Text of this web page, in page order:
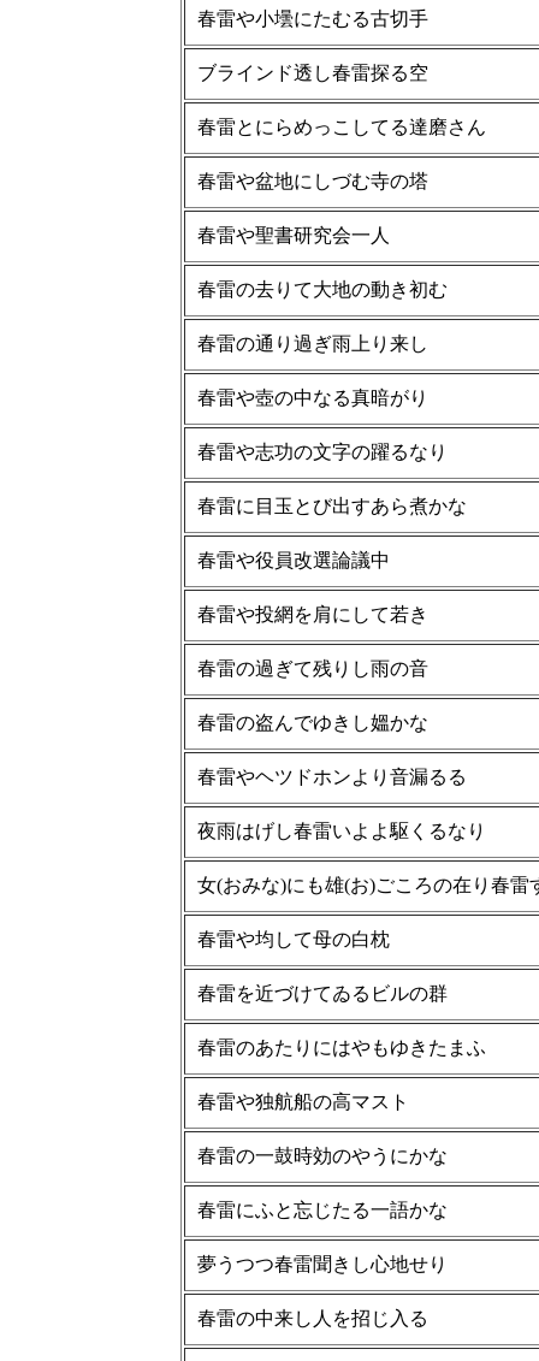
春雷や小壜にたむる古切手
ブラインド透し春雷探る空
春雷とにらめっこしてる達磨さん
春雷や盆地にしづむ寺の塔
春雷や聖書研究会一人
春雷の去りて大地の動き初む
春雷の通り過ぎ雨上り来し
春雷や壺の中なる真暗がり
春雷や志功の文字の躍るなり
春雷に目玉とび出すあら煮かな
春雷や役員改選論議中
春雷や投網を肩にして若き
春雷の過ぎて残りし雨の音
春雷の盗んでゆきし媼かな
春雷やヘツドホンより音漏るる
夜雨はげし春雷いよよ駆くるなり
女(おみな)にも雄(お)ごころの在り春雷
春雷や均して母の白枕
春雷を近づけてゐるビルの群
春雷のあたりにはやもゆきたまふ
春雷や独航船の高マスト
春雷の一鼓時効のやうにかな
春雷にふと忘じたる一語かな
夢うつつ春雷聞きし心地せり
春雷の中来し人を招じ入る